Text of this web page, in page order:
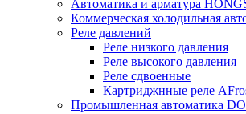
Автоматика и арматура
Коммерческая холодильная
Реле давлений
Реле низкого давления
Реле высокого давления
Реле сдвоенные
Картриджнные реле
Промышленная автоматика